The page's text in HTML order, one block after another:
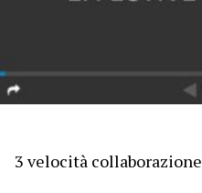
3 velocità collaborazione